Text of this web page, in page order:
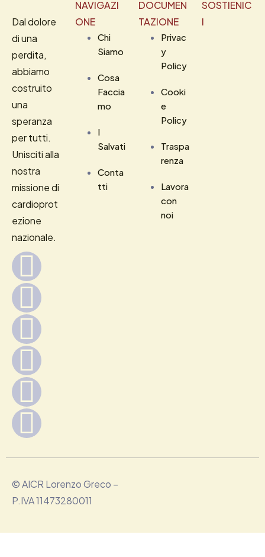
Dal dolore
di una
perdita,
abbiamo
costruito
una
speranza
per tutti.
Unisciti alla
nostra
missione di
cardioprot
ezione
nazionale.
NAVIGAZI
ONE
Chi
Siamo
Cosa
Faccia
mo
I
Salvati
Conta
tti
DOCUMEN
TAZIONE
Privac
y
Policy
Cooki
e
Policy
Traspa
renza
Lavora
con
noi
SOSTIENIC
I
© AICR Lorenzo Greco –
P.IVA 11473280011